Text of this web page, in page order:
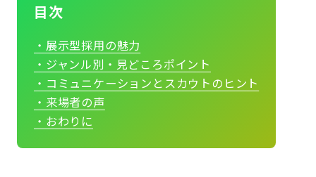
目次
・展示型採用の魅力
・ジャンル別・見どころポイント
・コミュニケーションとスカウトのヒント
・来場者の声
・おわりに